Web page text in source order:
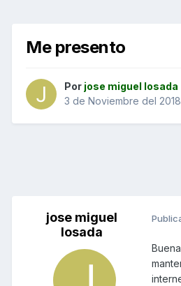
Me presento
Por jose miguel losada
3 de Noviembre del 2018
jose miguel
losada